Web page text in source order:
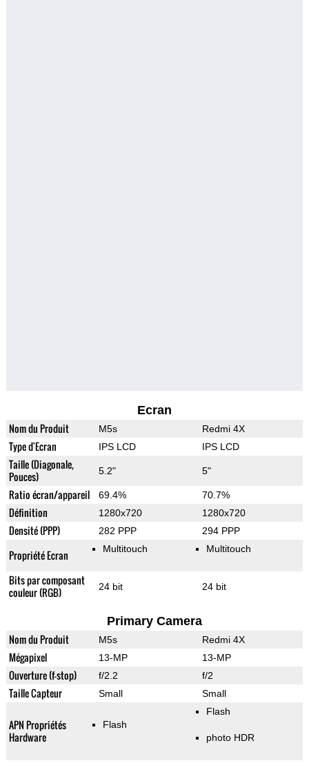
Ecran
Nom du Produit M5s Redmi 4X
Type d'Ecran IPS LCD IPS LCD
Taille (Diagonale,
Pouces)
5.2" 5"
Ratio écran/appareil 69.4% 70.7%
Définition 1280x720 1280x720
Densité (PPP) 282 PPP 294 PPP
Propriété Ecran Multitouch Multitouch
Bits par composant
couleur (RGB)
24 bit 24 bit
Primary Camera
Nom du Produit M5s Redmi 4X
Mégapixel 13-MP 13-MP
Ouverture (f-stop) f/2.2 f/2
Taille Capteur Small Small
APN Propriétés
Hardware
Flash
Flash
photo HDR